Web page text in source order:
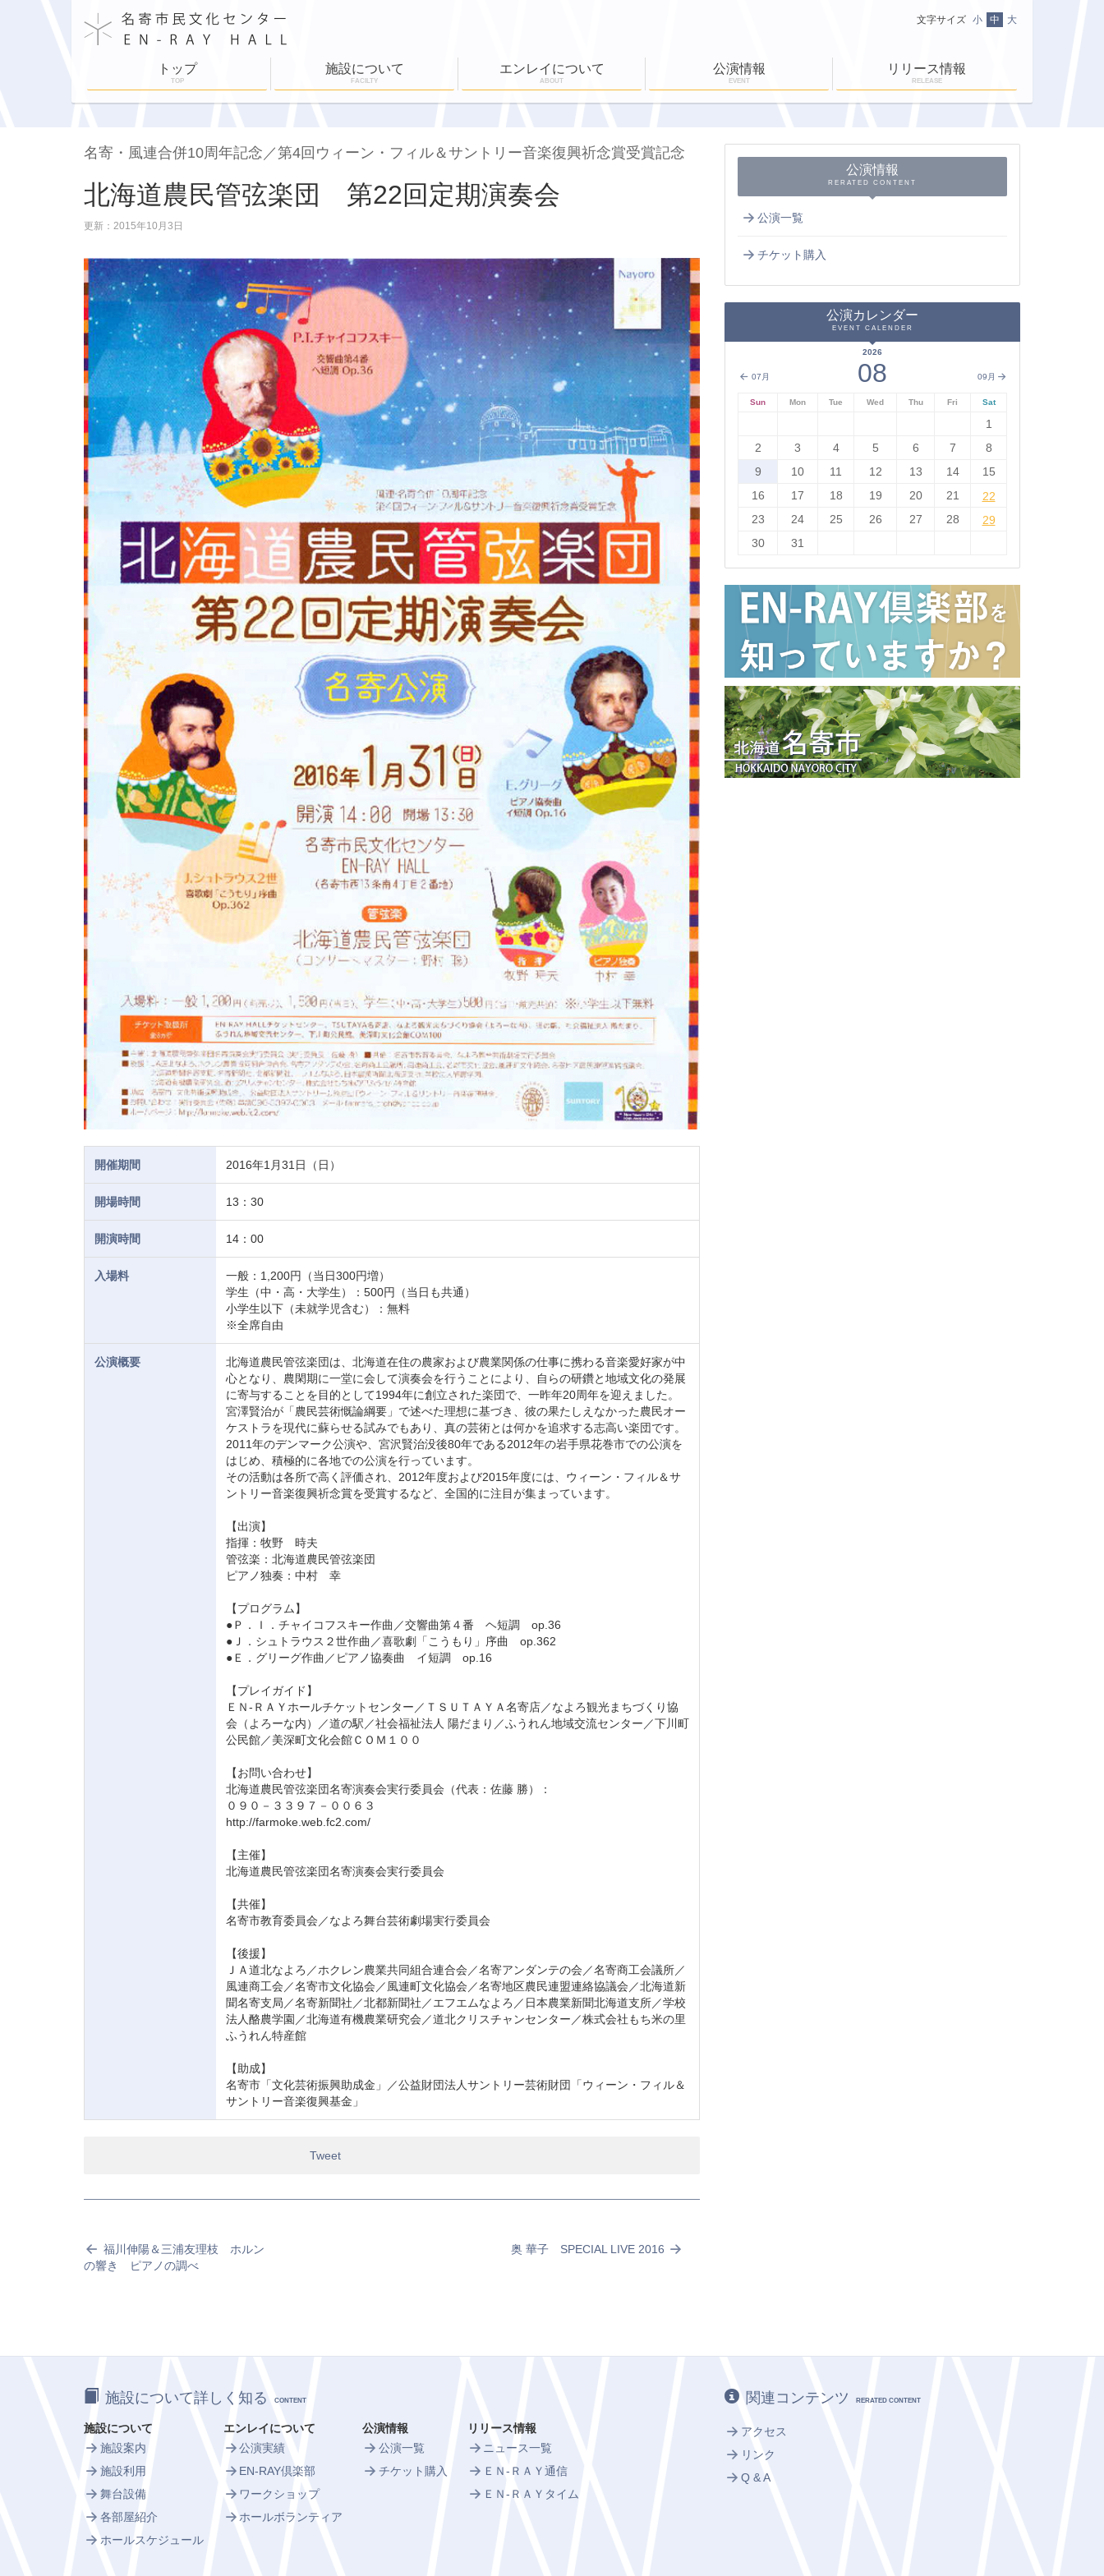
文字サイズ 小 中 大
トップ
TOP
施設について
FACILTY
エンレイについて
ABOUT
公演情報
EVENT
リリース情報
RELEASE
名寄・風連合併10周年記念／第4回ウィーン・フィル＆サントリー音楽復興祈念賞受賞記念
北海道農民管弦楽団 第22回定期演奏会
更新：2015年10月3日
開催期間 2016年1月31日（日）
開場時間 13：30
開演時間 14：00
入場料
一般：1,200円（当日300円増）
学生（中・高・大学生）：500円（当日も共通）
小学生以下（未就学児含む）：無料
※全席自由
公演概要
北海道農民管弦楽団は、北海道在住の農家および農業関係の仕事に携わる音楽愛好家が中
心となり、農閑期に一堂に会して演奏会を行うことにより、自らの研鑽と地域文化の発展
に寄与することを目的として1994年に創立された楽団で、一昨年20周年を迎えました。
宮澤賢治が「農民芸術慨論綱要」で述べた理想に基づき、彼の果たしえなかった農民オー
ケストラを現代に蘇らせる試みでもあり、真の芸術とは何かを追求する志高い楽団です。
2011年のデンマーク公演や、宮沢賢治没後80年である2012年の岩手県花巻市での公演を
はじめ、積極的に各地での公演を行っています。
その活動は各所で高く評価され、2012年度および2015年度には、ウィーン・フィル＆サ
ントリー音楽復興祈念賞を受賞するなど、全国的に注目が集まっています。
【出演】
指揮：牧野 時夫
管弦楽：北海道農民管弦楽団
ピアノ独奏：中村 幸
【プログラム】
●Ｐ．Ｉ．チャイコフスキー作曲／交響曲第４番 ヘ短調 op.36
●Ｊ．シュトラウス２世作曲／喜歌劇「こうもり」序曲 op.362
●Ｅ．グリーグ作曲／ピアノ協奏曲 イ短調 op.16
【プレイガイド】
ＥＮ-ＲＡＹホールチケットセンター／ＴＳＵＴＡＹＡ名寄店／なよろ観光まちづくり協
会（よろーな内）／道の駅／社会福祉法人 陽だまり／ふうれん地域交流センター／下川町
公民館／美深町文化会館ＣＯＭ１００
【お問い合わせ】
北海道農民管弦楽団名寄演奏会実行委員会（代表：佐藤 勝）：
０９０－３３９７－００６３
http://farmoke.web.fc2.com/
【主催】
北海道農民管弦楽団名寄演奏会実行委員会
【共催】
名寄市教育委員会／なよろ舞台芸術劇場実行委員会
【後援】
ＪＡ道北なよろ／ホクレン農業共同組合連合会／名寄アンダンテの会／名寄商工会議所／
風連商工会／名寄市文化協会／風連町文化協会／名寄地区農民連盟連絡協議会／北海道新
聞名寄支局／名寄新聞社／北都新聞社／エフエムなよろ／日本農業新聞北海道支所／学校
法人酪農学園／北海道有機農業研究会／道北クリスチャンセンター／株式会社もち米の里
ふうれん特産館
【助成】
名寄市「文化芸術振興助成金」／公益財団法人サントリー芸術財団「ウィーン・フィル＆
サントリー音楽復興基金」
Tweet
福川伸陽＆三浦友理枝 ホルン
の響き ピアノの調べ
奥 華子 SPECIAL LIVE 2016
公演情報
RERATED CONTENT
公演一覧
チケット購入
公演カレンダー
EVENT CALENDER
07月 09月
2026
08
Sun Mon Tue Wed Thu Fri Sat
1
2
3 4 5 6 7
8
9
10 11 12 13 14
15
16
17 18 19 20 21 22
22
23
24 25 26 27 28 29
29
30
31
施設について詳しく知る CONTENT
施設について
施設案内
施設利用
舞台設備
各部屋紹介
ホールスケジュール
エンレイについて
公演実績
EN-RAY倶楽部
ワークショップ
ホールボランティア
公演情報
公演一覧
チケット購入
リリース情報
ニュース一覧
ＥＮ-ＲＡＹ通信
ＥＮ-ＲＡＹタイム
関連コンテンツ RERATED CONTENT
アクセス
リンク
Q & A